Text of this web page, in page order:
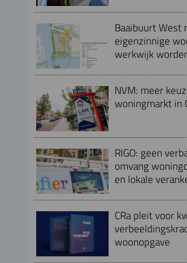
Baaibuurt West
eigenzinnige
werkwijk
NVM: meer
woningmarkt in
RIGO: geen
omvang
en lokale
CRa pleit voor
woonopgave